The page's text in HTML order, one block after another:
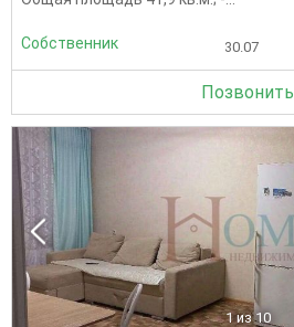
Собственник 30.07
Позвонить
1 из 10